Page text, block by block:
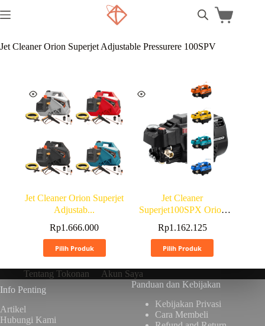
Jet Cleaner Orion Superjet Adjustable Pressurere 100SPV
Jet Cleaner Orion Superjet
Adjustab...
Rp1.666.000
Pilih Produk
Jet Cleaner
Superjet100SPX Orion
Rp1.162.125
Pilih Produk
Tentang Tokonan
Akun Saya
Info Penting
Artikel
Hubungi Kami
Panduan dan Kebijakan
Kebijakan Privasi
Cara Membeli